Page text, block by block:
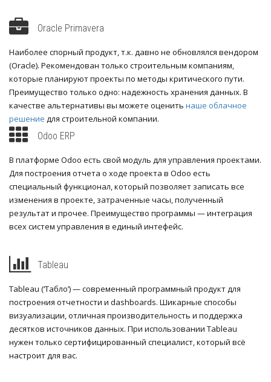
Oracle Primavera
Наиболее спорный продукт, т.к. давно не обновлялся вендором
(Oracle). Рекомендован только строительным компаниям,
которые планируют проекты по методы критического пути.
Преимущество только одно: надежность хранения данных. В
качестве альтернативы вы можете оценить наше облачное
решение для строительной компании.
Odoo ERP
В платформе Odoo есть свой модуль для управления проектами.
Для построения отчета о ходе проекта в Odoo есть
специальный функционал, который позволяет записать все
изменения в проекте, затраченные часы, полученный
результат и прочее. Преимущество программы — интеграция
всех систем управления в единый интефейс.
Tableau
Tableau (‘Табло’) — современный программный продукт для
построения отчетности и dashboards. Шикарные способы
визуализации, отличная производительность и поддержка
десятков источников данных. При использовании Tableau
нужен только сертифицированный специалист, который всё
настроит для вас.